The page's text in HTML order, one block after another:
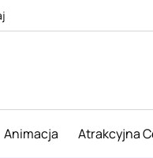
Animacja Atrakcyjna